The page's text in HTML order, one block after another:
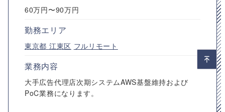
60万円〜90万円
勤務エリア
東京都 江東区 フルリモート
業務内容
大手広告代理店次期システムAWS基盤維持および
PoC業務になります。